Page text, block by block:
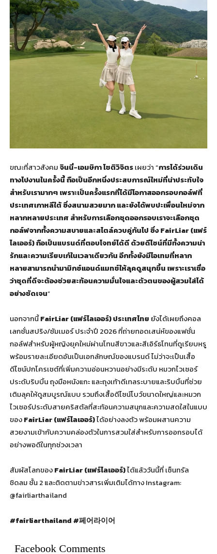
ขณะที่สาวสังคมจินนี่-เอมษิกา โชติวิจิตรเผยว่า “การได้ร่วมเดิน
ทางไปงานในครั้งนี้ ถือเป็นอีกหนึ่งประสบการณ์ใหม่ที่น่าประทับใจ
สำหรับเรามากๆ เพราะเป็นครั้งแรกที่ได้มีโอกาสออกรอบกอล์ฟที่
ประเทศเกาหลีใต้ ซึ่งสนามสวยมาก และยังได้พบปะเพื่อนใหม่จาก
หลากหลายประเทศ สำหรับการเลือกชุดออกรอบเราจะเลือกชุด
กอล์ฟจากทั้งความสบายและสไตล์ควบคู่กันไป ซึ่ง FairLiar (แฟร์
ไลเออร์) ถือเป็นแบรนด์ที่ตอบโจทย์ได้ดี ด้วยดีไซน์ที่มีทั้งความน่า
รักและความเรียบเก๋ในเวลาเดียวกัน อีกทั้งยังมีไอเทมที่หลาก
หลายสามารถนำมามิกซ์แอนด์แมทช์ให้ลุคดูสนุกขึ้น เพราะเราเชื่อ
ว่าชุดที่ดีจะต้องช่วยสะท้อนความมั่นใจและตัวตนของผู้สวมใส่ได้
อย่างชัดเจน”
นอกจากนี้FairLiar (แฟร์ไลเออร์) ประเทศไทย ยังได้เผยถึงคอล
เลกชั่นสปริง/ซัมเมอร์ ประจำปี 2026 ที่ถ่ายทอดเสน่ห์ของแฟชั่น
กอล์ฟสำหรับผู้หญิงยุคใหม่ผ่านโทนสีขาวและสีเอิร์ธโทนที่ดูเรียบหรู
พร้อมรายละเอียดอันเป็นเอกลักษณ์ของแบรนด์ ไม่ว่าจะเป็นเสื้อ
ดีไซน์ปกโครเชต์ที่เพิ่มความอ่อนหวานอย่างมีระดับ หมวกไวเซอร์
ประดับริบบิ้น ถุงมือหนังแกะ และถุงเท้าดีเทลระบายและริบบิ้นที่ช่วย
เติมลุคให้ดูสมบูรณ์แบบ รวมถึงเสื้อดีไซน์โบว์ขนาดใหญ่และหมวก
ไวเซอร์ประดับสายคริสตัลที่สะท้อนความสนุกและความสดใสในแบบ
ของFairLiar (แฟร์ไลเออร์)ได้อย่างลงตัว พร้อมผสานความ
สวยงามเข้ากับความคล่องตัวในการสวมใส่สำหรับการออกรอบได้
อย่างพอดีในทุกช่วงเวลา
สัมผัสโลกของFairLiar (แฟร์ไลเออร์)ได้แล้ววันนี้ที่ เซ็นทรัล
ชิดลม ชั้น 2 และติดตามข่าวสารเพิ่มเติมได้ทาง Instagram:
@fairliarthailand
#fairliarthailand #페어라이어
Facebook Comments